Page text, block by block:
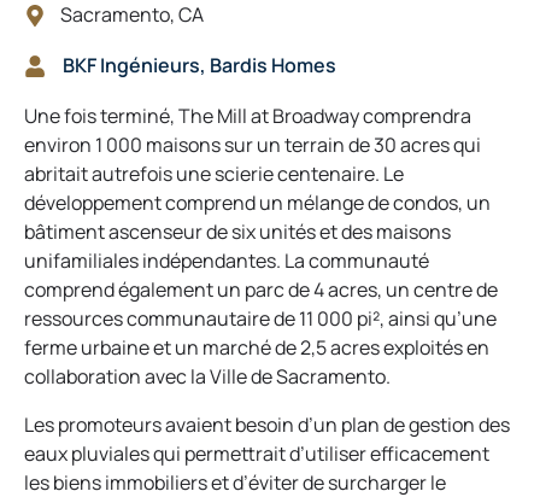
Sacramento, CA
BKF Ingénieurs, Bardis Homes
Une fois terminé, The Mill at Broadway comprendra
environ 1 000 maisons sur un terrain de 30 acres qui
abritait autrefois une scierie centenaire. Le
développement comprend un mélange de condos, un
bâtiment ascenseur de six unités et des maisons
unifamiliales indépendantes. La communauté
comprend également un parc de 4 acres, un centre de
ressources communautaire de 11 000 pi², ainsi qu’une
ferme urbaine et un marché de 2,5 acres exploités en
collaboration avec la Ville de Sacramento.
Les promoteurs avaient besoin d’un plan de gestion des
eaux pluviales qui permettrait d’utiliser efficacement
les biens immobiliers et d’éviter de surcharger le